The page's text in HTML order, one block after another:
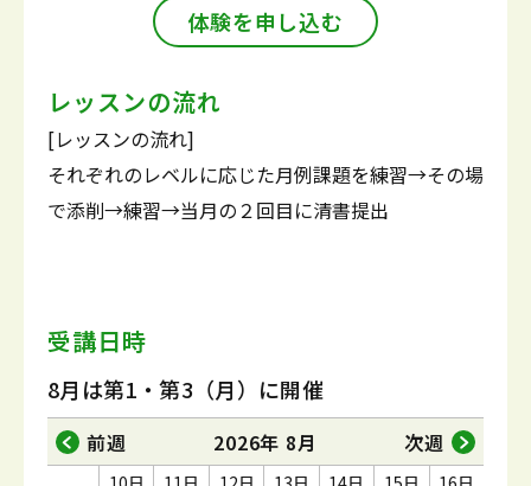
体験を申し込む
レッスンの流れ
[レッスンの流れ]
それぞれのレベルに応じた月例課題を練習→その場
で添削→練習→当月の２回目に清書提出
受講日時
8月は第1・第3（月）に開催
前週 2026年 8月 次週